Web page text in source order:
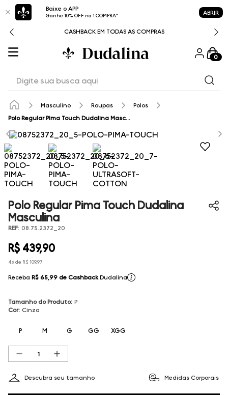
Baixe o APP
Ganhe 10% OFF na 1 COMPRA* ABRIR
CASHBACK EM TODAS AS COMPRAS
0
Masculino Roupas
Polos
Polo Regular Pima Touch Dudalina Masculina
Polo Regular Pima Touch Dudalina
Masculina
REF: 08.75.2372_20
R$ 439,90
4x de R$ 109,97
Receba R$ 65,99 de Cashback Dudalina
Tamanho do Produto: P
Cor: Cinza
P M G GG XGG
Descubra seu tamanho Medidas Corporais